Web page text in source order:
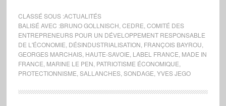
CLASSÉ SOUS :ACTUALITÉS
BALISÉ AVEC :BRUNO GOLLNISCH CEDRE COMITÉ DES
ENTREPRENEURS POUR UN DÉVELOPPEMENT RESPONSABLE
DE L'ÉCONOMIE DÉSINDUSTRIALISATION FRANÇOIS BAYROU
GEORGES MARCHAIS, HAUTE-SAVOIE LABEL FRANCE MADE IN
FRANCE MARINE LE PEN PATRIOTISME ÉCONOMIQUE
PROTECTIONNISME SALLANCHES, SONDAGE YVES JEGO